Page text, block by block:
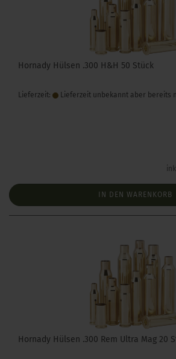
Hornady Hülsen .300 H&H 50 Stück
Lieferzeit: Lieferzeit unbekannt aber bereits
IN DEN WARENKORB
Hornady Hülsen .300 Rem Ultra Mag 20